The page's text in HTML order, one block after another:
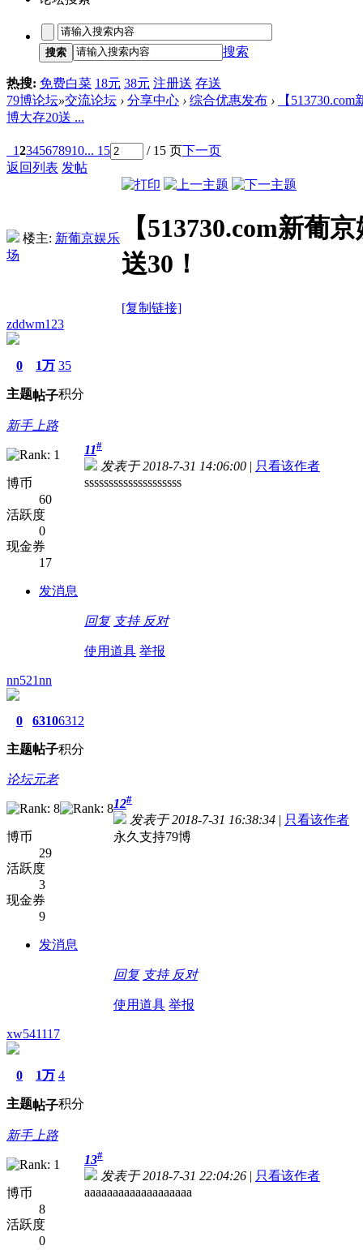
搜索 搜索
热搜: 免费白菜 18元 38元 注册送 存送
79博论坛»交流论坛 › 分享中心 › 综合优惠发布 ›
【
博大存20送 ...
12345678910... 15 / 15 页下一页
返回列表 发帖
楼主: 新葡京娱乐
场
【513730.com新葡
送30！
[复制链接]
zddwm123
0
主题
1万
帖子
35
积分
新手上路
博币
60
活跃度
0
现金券
17
发消息
11#
发表于 2018-7-31 14:06:00 | 只看该作者
ssssssssssssssssssss
回复 支持 反对
使用道具 举报
nn521nn
0
主题
6310
帖子
6312
积分
论坛元老
博币
29
活跃度
3
现金券
9
发消息
12#
发表于 2018-7-31 16:38:34 | 只看该作者
永久支持79博
回复 支持 反对
使用道具 举报
xw541117
0
主题
1万
帖子
4
积分
新手上路
博币
8
活跃度
0
13#
发表于 2018-7-31 22:04:26 | 只看该作者
aaaaaaaaaaaaaaaaaaa